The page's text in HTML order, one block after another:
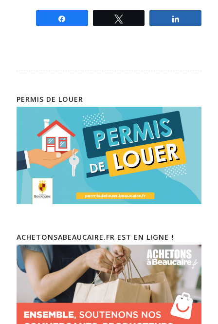
PERMIS DE LOUER
ACHETONSABEAUCAIRE.FR EST EN LIGNE !